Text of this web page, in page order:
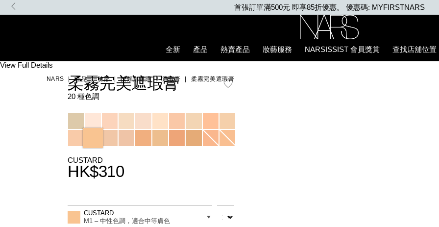
Skip。 優惠碼: MYFIRSTNARS
全新
產品 熱賣產品 妝藝服務 NARSISSIST 會員獎賞 查找店舖位置
NARS 產品 臉部 按類別選購 遮瑕膏 柔霧完美遮瑕膏
Details
/zh/custard-
concealer/0607845012801_hk.html
Item
0607845012801_hk
View Full Details
柔霧完美遮瑕膏
20 種色調
Variations
CUSTARD
HK$310
to
options
Actions
差別
CUSTARD
M1 – 中性色調，適合中等膚色
數量